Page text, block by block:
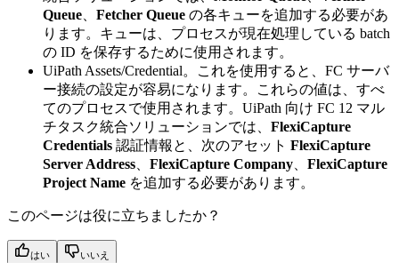
Queue
Fetcher Queue の各キューを追加する必要があ
ります。キューは、プロセスが現在処理している batch
の ID を保存するために使用されます。
UiPath Assets/Credential。これを使用すると、FC サーバ
ー接続の設定が容易になります。これらの値は、すべ
てのプロセスで使用されます。UiPath 向け FC 12 マル
チタスク統合ソリューションでは、 FlexiCapture
Credentials 認証情報と、次のアセット FlexiCapture
Server Address
FlexiCapture Company
FlexiCapture
Project Name を追加する必要があります。
このページは役に立ちましたか？
はい いいえ